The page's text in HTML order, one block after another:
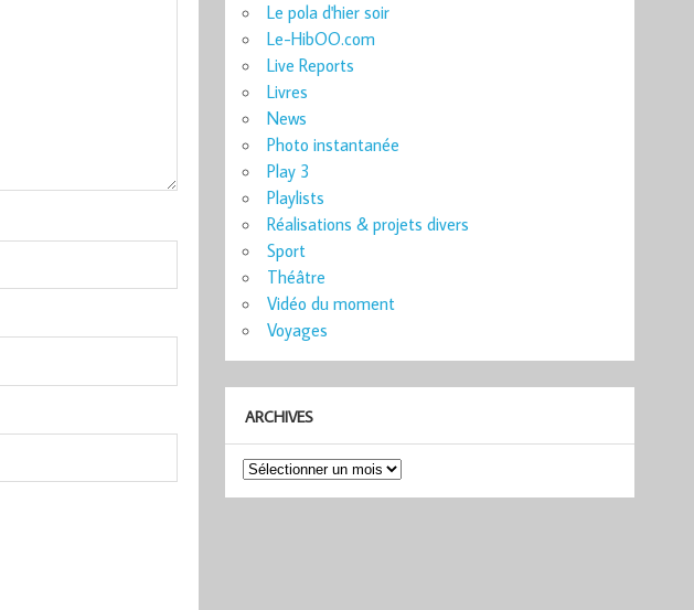
Le pola d'hier soir
Le-HibOO.com
Live Reports
Livres
News
Photo instantanée
Play 3
Playlists
Réalisations & projets divers
Sport
Théâtre
Vidéo du moment
Voyages
ARCHIVES
Archives